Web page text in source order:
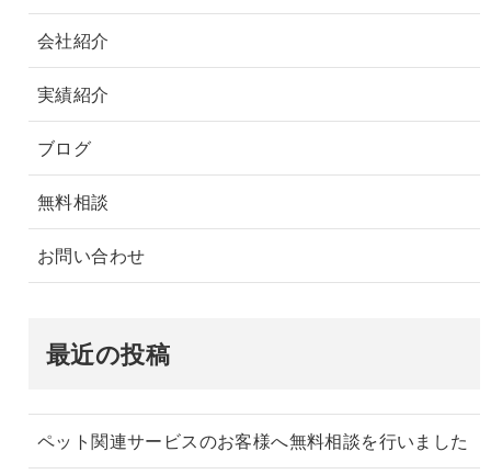
会社紹介
実績紹介
ブログ
無料相談
お問い合わせ
最近の投稿
ペット関連サービスのお客様へ無料相談を行いました